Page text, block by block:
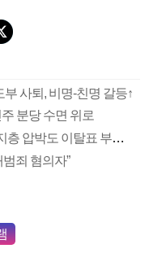
사퇴, 비명-친명 갈등↑
분당 수면 위로
부결 촉구 메시지 오히려 역효과…지지층 압박도 이탈표 부추긴 듯
죄 혐의자”